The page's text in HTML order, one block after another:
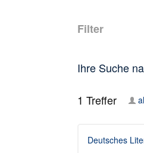
Filter
Ihre Suche
1 Treffer
Deutsches